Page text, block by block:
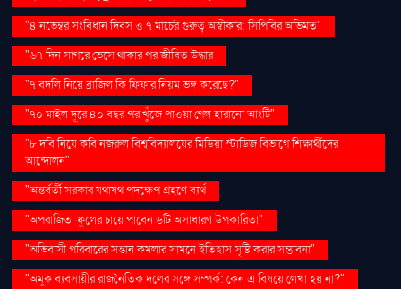
"৪ নভেম্বর সংবিধান দিবস ও ৭ মার্চের গুরুত্ব অস্বীকার: সিপিবির অভিমত"
"৬৭ দিন সাগরে ভেসে থাকার পর জীবিত উদ্ধার
"৭ বদলি নিয়ে ব্রাজিল কি ফিফার নিয়ম ভঙ্গ করেছে?"
"৭০ মাইল দূরে ৪০ বছর পর খুঁজে পাওয়া গেল হারানো আংটি"
"৮ দবি নিয়ে কবি নজরুল বিশ্ববিদ্যালয়ের মিডিয়া স্টাডিজ বিভাগে শিক্ষার্থীদের
আন্দোলন"
"অন্তর্বর্তী সরকার যথাযথ পদক্ষেপ গ্রহণে ব্যর্থ
"অপরাজিতা ফুলের চায়ে পাবেন ৬টি অসাধারণ উপকারিতা"
"অভিবাসী পরিবারের সন্তান কমলার সামনে ইতিহাস সৃষ্টি করার সম্ভাবনা"
"অমুক ব্যবসায়ীর রাজনৈতিক দলের সঙ্গে সম্পর্ক: কেন এ বিষয়ে লেখা হয় না?"